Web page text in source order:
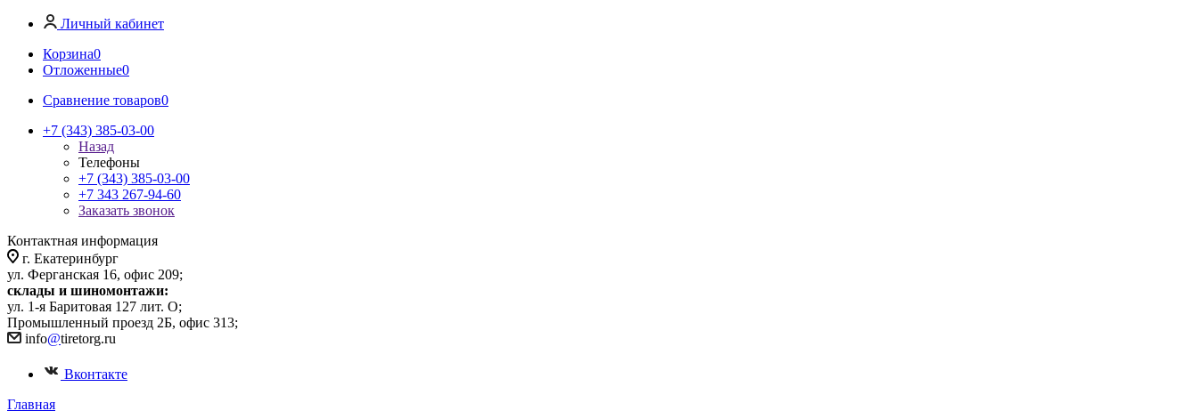
Личный кабинет
Корзина0
Отложенные0
Сравнение товаров0
+7 (343) 385-03-00
Назад
Телефоны
+7 (343) 385-03-00
+7 343 267-94-60
Заказать звонок
Контактная информация
г. Екатеринбург
ул. Ферганская 16, офис 209;
склады и шиномонтажи:
ул. 1-я Баритовая 127 лит. О;
Промышленный проезд 2Б, офис 313;
info@tiretorg.ru
Вконтакте
Главная